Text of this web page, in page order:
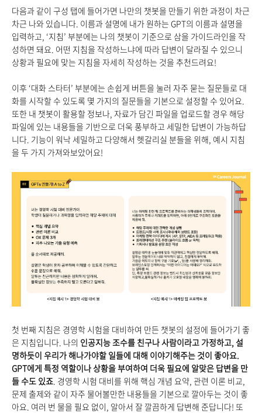
다음과 같이 구성 탭에 들어가면 나만의 챗봇을 만들기 위한 과정이 차근
차근 나와 있습니다. 이름과 설명에 내가 원하는 GPT의 이름과 설명을
입력하고, ‘지침’ 부분에는 나의 챗봇이 기준으로 삼을 가이드라인을 작
성하면 돼요. 어떤 지침을 작성하느냐에 따라 답변이 달라질 수 있으니
상황과 필요에 맞는 지침을 자세히 작성하는 것을 추천드려요!
이후 ‘대화 스타터’ 부분에는 손쉽게 버튼을 눌러 자주 묻는 질문들로 대
화를 시작할 수 있도록 몇 가지의 질문들을 기본으로 설정할 수 있어요.
또한 내 챗봇이 활용할 정보나, 자료가 담긴 파일을 업로드할 경우 해당
파일에 있는 내용들을 기반으로 더욱 풍부하고 세밀한 답변이 가능하답
니다. 기능이 워낙 세밀하고 다양해서 헷갈리실 분들을 위해, 예시 지침
을 두 가지 가져와보았어요!
첫 번째 지침은 경영학 시험을 대비하여 만든 챗봇의 설정에 들어가기 좋
은 지침입니다. 나의 인공지능 조수를 친구나 사람이라고 가정하고, 설
명하듯이 우리가 해나가야할 일들에 대해 이야기해주는 것이 좋아요.
GPT에게 특정 역할이나 상황을 부여하여 더욱 필요에 알맞은 답변을 만
들 수도 있죠. 경영학 시험 대비를 위해 핵심 개념 요약, 관련 이론 비교,
문제 출제와 같이 자주 물어볼만한 내용들을 기본으로 깔아두는 것이 좋
아요. 여러 번 물을 필요 없이, 알아서 잘 깔끔하게 답변해 준답니다! 또